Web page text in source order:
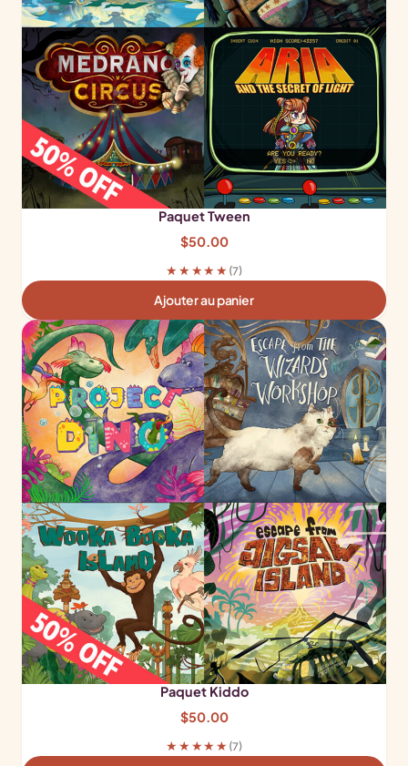
Paquet Tween
$50.00
★★★★★ (7)
Ajouter au panier
Paquet Kiddo
$50.00
★★★★★ (7)